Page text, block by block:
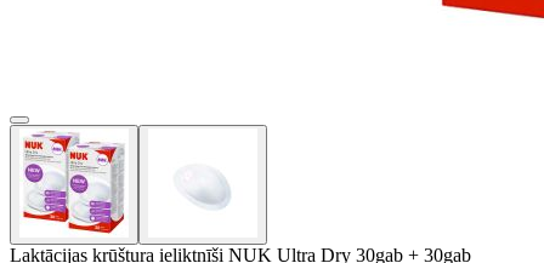
Laktācijas krūštura ieliktnīši NUK Ultra Dry 30gab + 30gab